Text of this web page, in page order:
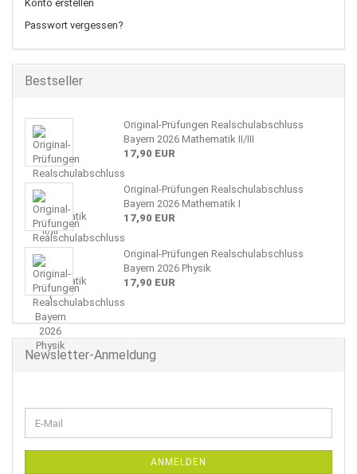
Konto erstellen
Passwort vergessen?
Bestseller
Original-Prüfungen Realschulabschluss
Bayern 2026 Mathematik II/III
17,90 EUR
Original-Prüfungen Realschulabschluss
Bayern 2026 Mathematik I
17,90 EUR
Original-Prüfungen Realschulabschluss
Bayern 2026 Physik
17,90 EUR
Newsletter-Anmeldung
ZUR
E-
Mail
ANMELDEN